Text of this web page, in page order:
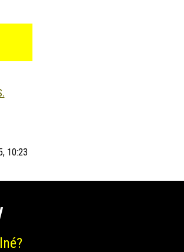
10:23